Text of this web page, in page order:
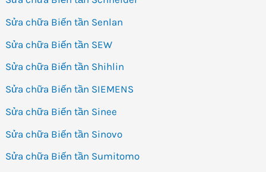
Sửa chữa Biến tần Senlan
Sửa chữa Biến tần SEW
Sửa chữa Biến tần Shihlin
Sửa chữa Biến tần SIEMENS
Sửa chữa Biến tần Sinee
Sửa chữa Biến tần Sinovo
Sửa chữa Biến tần Sumitomo